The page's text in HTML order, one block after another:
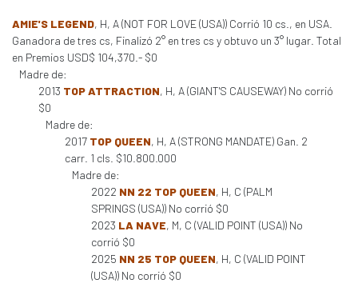
AMIE'S LEGEND, H, A (NOT FOR LOVE (USA)) Corrió 10 cs., en USA.
Ganadora de tres cs, Finalizó 2° en tres cs y obtuvo un 3° lugar. Total
en Premios USD$ 104,370.- $0
Madre de:
2013 TOP ATTRACTION, H, A (GIANT'S CAUSEWAY) No corrió
$0
Madre de:
2017 TOP QUEEN, H, A (STRONG MANDATE) Gan. 2
carr. 1 cls. $10.800.000
Madre de:
2022 NN 22 TOP QUEEN, H, C (PALM
SPRINGS (USA)) No corrió $0
2023 LA NAVE, M, C (VALID POINT (USA)) No
corrió $0
2025 NN 25 TOP QUEEN, H, C (VALID POINT
(USA)) No corrió $0